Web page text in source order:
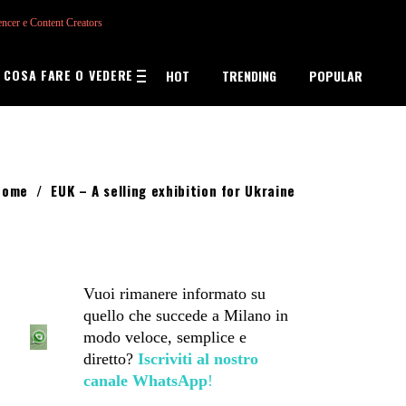
e Content Creators
COSA FARE O VEDERE HOT TRENDING POPULAR
/ EUK – A selling exhibition for Ukraine
Vuoi rimanere informato su
quello che succede a Milano in
modo veloce, semplice e
diretto? Iscriviti al nostro
canale WhatsApp!